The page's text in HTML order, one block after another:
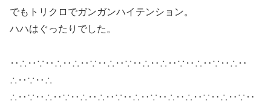
でもトリクロでガンガンハイテンション。
ハハはぐったりでした。
‥∴‥∵‥∴‥∴‥∵‥∴‥∵‥∴‥∴‥∵‥∴‥∵‥∴‥
∴‥∵‥∴
∴‥∵‥∴‥∵‥∴‥∴‥∵‥∴‥∵‥∴‥∴‥∵‥∴‥∵‥